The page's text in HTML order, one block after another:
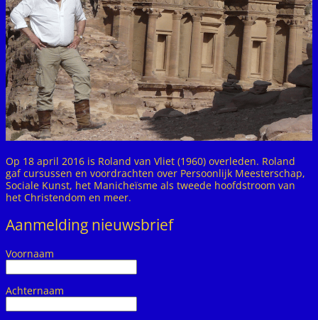
Op 18 april 2016 is Roland van Vliet (1960) overleden. Roland
gaf cursussen en voordrachten over Persoonlijk Meesterschap,
Sociale Kunst, het Manicheïsme als tweede hoofdstroom van
het Christendom en meer.
Aanmelding nieuwsbrief
Voornaam
Achternaam